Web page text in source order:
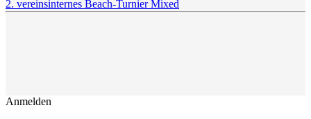
2. vereinsinternes Beach-Turnier Mixed
Anmelden